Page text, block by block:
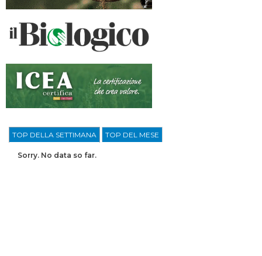
TOP DELLA SETTIMANA TOP DEL MESE
Sorry. No data so far.